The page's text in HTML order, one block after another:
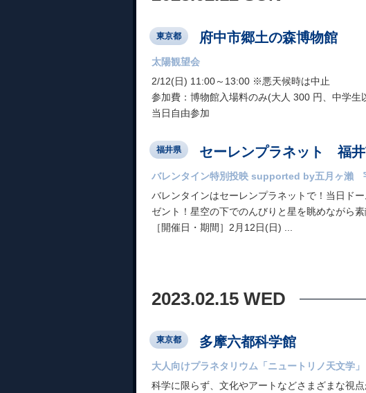
東京都 府中市郷土の森博物館
太陽観望会
2/12(日) 11:00～13:00 ※悪天候時は中止
参加費：博物館入場料のみ(大人 300 円、中学
当日自由参加
福井県 セーレンプラネット 福
バレンタイン特別投映 supported by五月ヶ瀨
バレンタインはセーレンプラネットで！当日ド
ゼント！星空の下でのんびりと星を眺めながら
［開催日・期間］2月12日(日) ...
2023.02.15 WED
東京都 多摩六都科学館
大人向けプラネタリウム「ニュートリノ天文学」
科学に限らず、文化やアートなどさまざまな視